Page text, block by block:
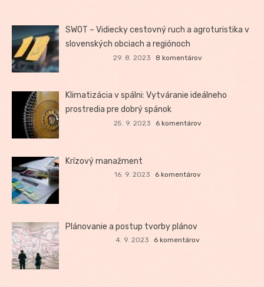
SWOT – Vidiecky cestovný ruch a agroturistika v
slovenských obciach a regiónoch
29. 8. 2023 8 komentárov
Klimatizácia v spálni: Vytváranie ideálneho
prostredia pre dobrý spánok
25. 9. 2023 6 komentárov
Krízový manažment
16. 9. 2023 6 komentárov
Plánovanie a postup tvorby plánov
4. 9. 2023 6 komentárov